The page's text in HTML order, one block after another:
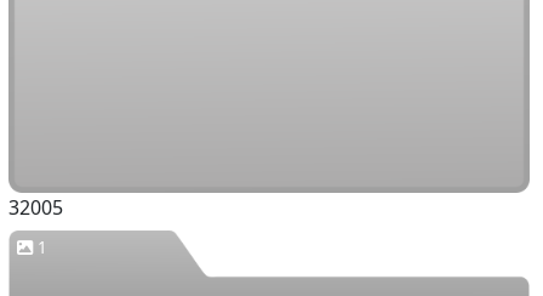
32005
1